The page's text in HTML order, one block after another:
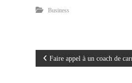
Business
N Faire appel à un coach de